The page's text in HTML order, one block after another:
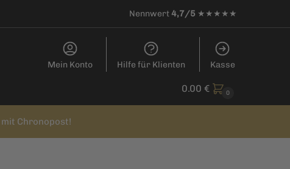
Nennwert4,7/5 ★★★★★
Mein Konto Hilfe für Klienten Kasse
0.00 € 0
Chronopost!